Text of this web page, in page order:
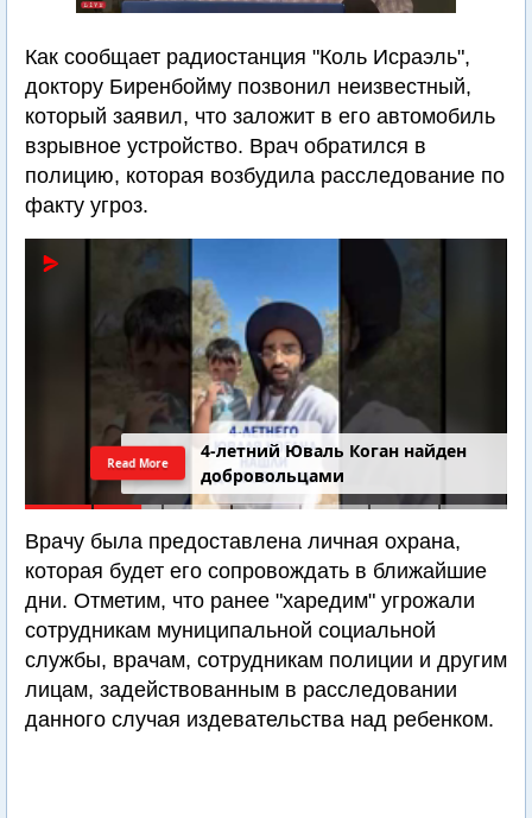
Как сообщает радиостанция "Коль Исраэль",
доктору Биренбойму позвонил неизвестный,
который заявил, что заложит в его автомобиль
взрывное устройство. Врач обратился в
полицию, которая возбудила расследование по
факту угроз.
4-летний Юваль Коган найден
добровольцами
Read More
Врачу была предоставлена личная охрана,
которая будет его сопровождать в ближайшие
дни. Отметим, что ранее "харедим" угрожали
сотрудникам муниципальной социальной
службы, врачам, сотрудникам полиции и другим
лицам, задействованным в расследовании
данного случая издевательства над ребенком.